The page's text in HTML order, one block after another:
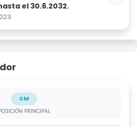
el 30.6.2032.
CM
PRINCIPAL